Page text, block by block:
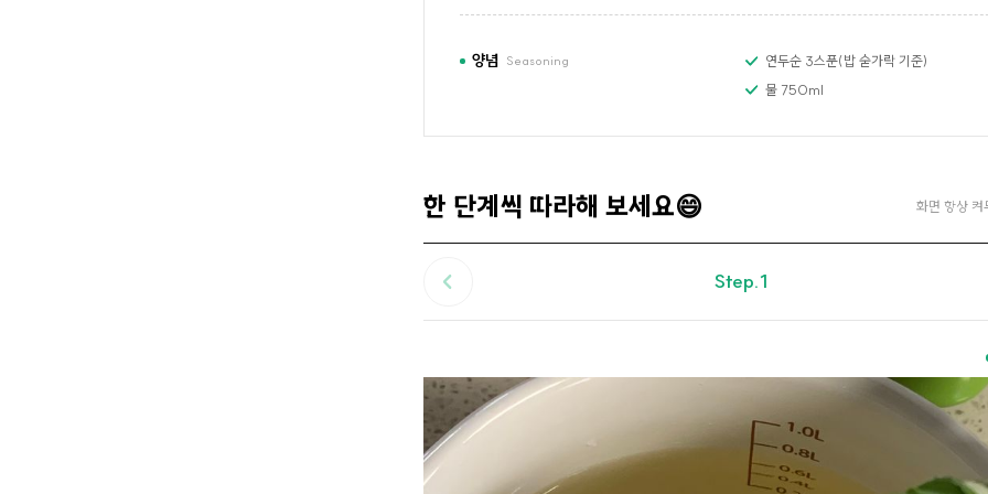
양념 Seasoning
연두순 3스푼(밥 숟가락 기준)
물 750ml
한 단계씩 따라해 보세요😄 화면 항상 켜
Step.1